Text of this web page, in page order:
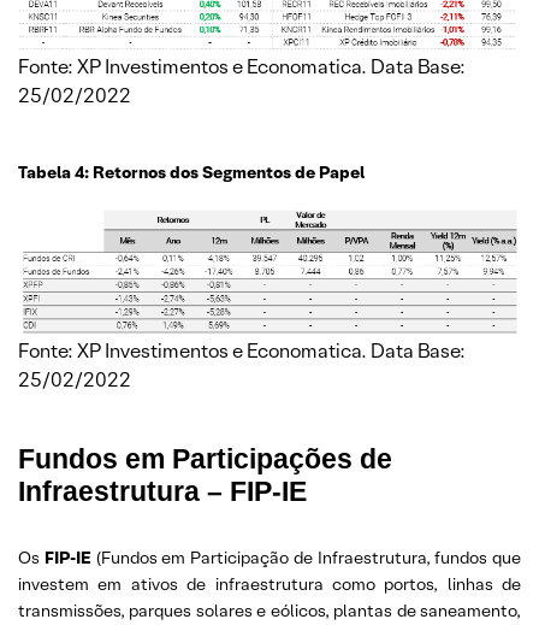
Fonte: XP Investimentos e Economatica. Data Base:
25/02/2022
Tabela 4: Retornos dos Segmentos de Papel
Fonte: XP Investimentos e Economatica. Data Base:
25/02/2022
Fundos em Participações de
Infraestrutura – FIP-IE
Os FIP-IE (Fundos em Participação de Infraestrutura, fundos que
investem em ativos de infraestrutura como portos, linhas de
transmissões, parques solares e eólicos, plantas de saneamento,